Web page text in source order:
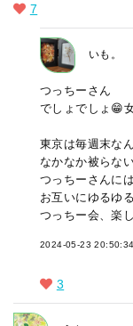
7
いも。
つっちーさん
でしょでしょ😁
東京は毎週末な
なかなか被らな
つっちーさんに
お互いにゆるゆ
つっちー会、楽
2024-05-23 20:50:34
3